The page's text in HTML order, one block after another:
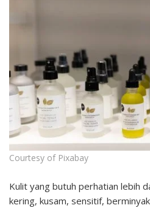
Courtesy of Pixabay
Kulit yang butuh perhatian lebih
kering, kusam, sensitif,